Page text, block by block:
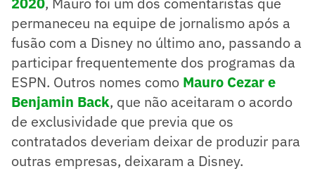
permaneceu na equipe de jornalismo após a
fusão com a Disney no último ano, passando a
participar frequentemente dos programas da
ESPN. Outros nomes como Mauro Cezar e
Benjamin Back, que não aceitaram o acordo
de exclusividade que previa que os
contratados deveriam deixar de produzir para
outras empresas, deixaram a Disney.